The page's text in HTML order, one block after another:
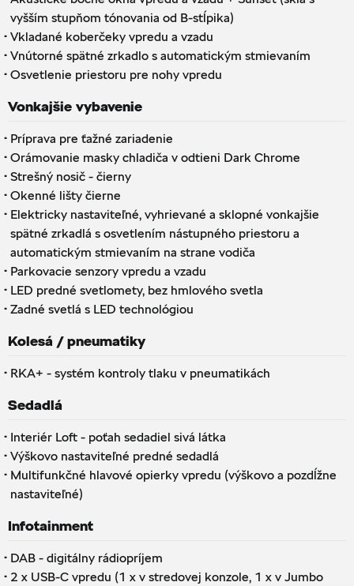
vyšším stupňom tónovania od B-stĺpika)
· Vkladané koberčeky vpredu a vzadu
· Vnútorné spätné zrkadlo s automatickým stmievaním
· Osvetlenie priestoru pre nohy vpredu
Vonkajšie vybavenie
· Príprava pre ťažné zariadenie
· Orámovanie masky chladiča v odtieni Dark Chrome
· Strešný nosič - čierny
· Okenné lišty čierne
· Elektricky nastaviteľné, vyhrievané a sklopné vonkajšie
spätné zrkadlá s osvetlením nástupného priestoru a
automatickým stmievaním na strane vodiča
· Parkovacie senzory vpredu a vzadu
· LED predné svetlomety, bez hmlového svetla
· Zadné svetlá s LED technológiou
Kolesá / pneumatiky
· RKA+ - systém kontroly tlaku v pneumatikách
Sedadlá
· Interiér Loft - poťah sedadiel sivá látka
· Výškovo nastaviteľné predné sedadlá
· Multifunkčné hlavové opierky vpredu (výškovo a pozdĺžne
nastaviteľné)
Infotainment
· DAB - digitálny rádiopríjem
· 2 x USB-C vpredu (1 x v stredovej konzole, 1 x v Jumbo